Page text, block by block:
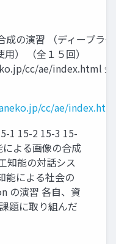
の演習 （ディープラー
） （全１５回）
cc/ae/index.html 金
cc/ae/
1 15-2 15-3 15-
よる画像の合成
知能の対話シス
能による社会の
の演習 各自、資
題に取り組んだ